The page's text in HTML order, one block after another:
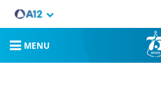
MENU